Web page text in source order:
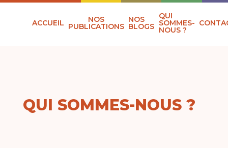
ACCUEIL NOS
PUBLICATIONS
NOS
BLOGS
QUI
SOMMES-
NOUS ?
QUI SOMMES-NOUS ?